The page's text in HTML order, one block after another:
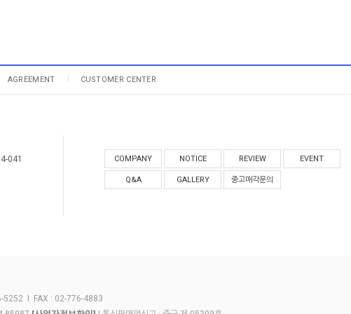
AGREEMENT CUSTOMER CENTER
041
COMPANY NOTICE REVIEW EVENT
Q&A GALLERY 중고매각문의
5252 I FAX : 02-776-4883